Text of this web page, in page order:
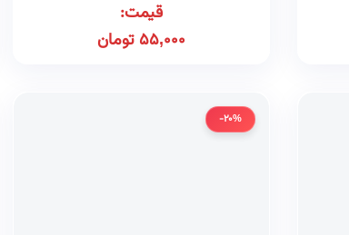
قیمت:
55,000 تومان
-20%